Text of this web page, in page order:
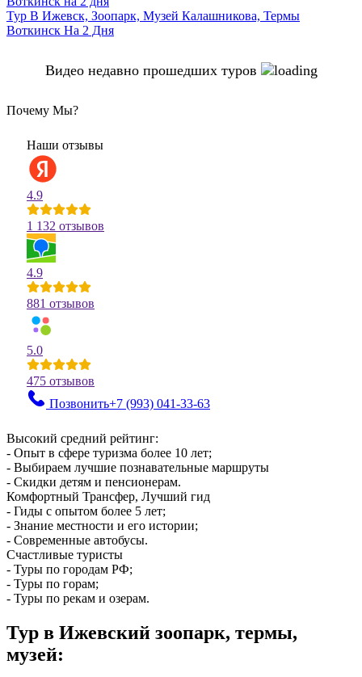
Тур В Ижевск, Зоопарк, Музей Калашникова, Термы
Воткинск На 2 Дня
Видео недавно прошедших туров
Почему Мы?
Наши отзывы
4.9
1 132 отзывов
4.9
881 отзывов
5.0
475 отзывов
Позвонить+7 (993) 041-33-63
Высокий средний рейтинг:
- Опыт в сфере туризма более 10 лет;
- Выбираем лучшие познавательные маршруты
- Скидки детям и пенсионерам.
Комфортный Трансфер, Лучший гид
- Гиды с опытом более 5 лет;
- Знание местности и его истории;
- Современные автобусы.
Счастливые туристы
- Туры по городам РФ;
- Туры по горам;
- Туры по рекам и озерам.
Тур в Ижевский зоопарк, термы,
музей: